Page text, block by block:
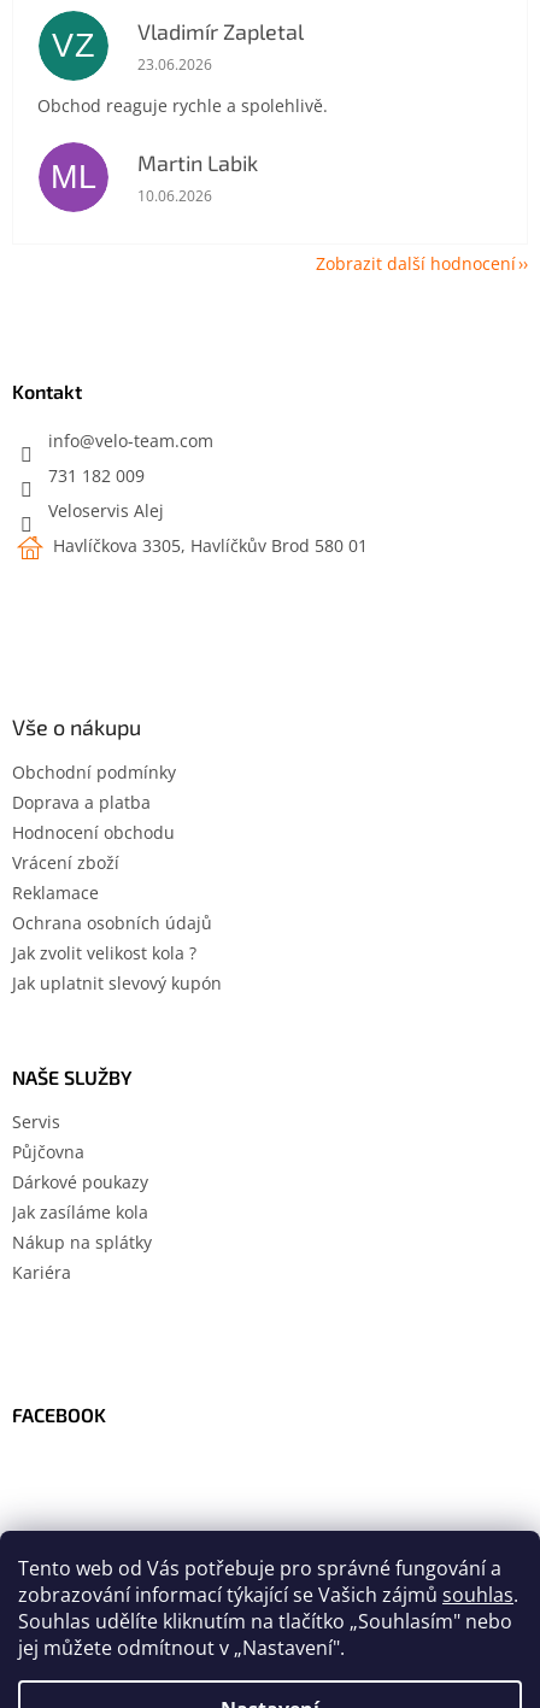
Tento web od Vás potřebuje pro správné fungování a
zobrazování informací týkající se Vašich zájmů souhlas.
Souhlas udělíte kliknutím na tlačítko „Souhlasím" nebo
jej můžete odmítnout v „Nastavení".
VZ Vladimír Zapletal
Hodnocení obchodu je 5 z 5 hvězdiček.
23.06.2026
Obchod reaguje rychle a spolehlivě.
ML Martin Labik
Hodnocení obchodu je 5 z 5 hvězdiček.
10.06.2026
Zobrazit další hodnocení
Kontakt
info@velo-team.com
731 182 009
Veloservis Alej
Havlíčkova 3305, Havlíčkův Brod 580 01
Vše o nákupu
Obchodní podmínky
Doprava a platba
Hodnocení obchodu
Vrácení zboží
Reklamace
Ochrana osobních údajů
Jak zvolit velikost kola ?
Jak uplatnit slevový kupón
NAŠE SLUŽBY
Servis
Půjčovna
Dárkové poukazy
Jak zasíláme kola
Nákup na splátky
Kariéra
FACEBOOK